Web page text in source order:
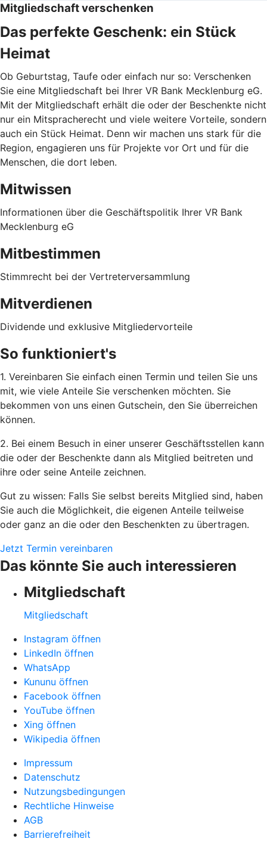
Mitgliedschaft verschenken
Das perfekte Geschenk: ein Stück
Heimat
Ob Geburtstag, Taufe oder einfach nur so: Verschenken
Sie eine Mitgliedschaft bei Ihrer VR Bank Mecklenburg eG.
Mit der Mitgliedschaft erhält die oder der Beschenkte nicht
nur ein Mitspracherecht und viele weitere Vorteile, sondern
auch ein Stück Heimat. Denn wir machen uns stark für die
Region, engagieren uns für Projekte vor Ort und für die
Menschen, die dort leben.
Mitwissen
Informationen über die Geschäftspolitik Ihrer VR Bank
Mecklenburg eG
Mitbestimmen
Stimmrecht bei der Vertreterversammlung
Mitverdienen
Dividende und exklusive Mitgliedervorteile
So funktioniert's
1. Vereinbaren Sie einfach einen Termin und teilen Sie uns
mit, wie viele Anteile Sie verschenken möchten. Sie
bekommen von uns einen Gutschein, den Sie überreichen
können.
2. Bei einem Besuch in einer unserer Geschäftsstellen kann
die oder der Beschenkte dann als Mitglied beitreten und
ihre oder seine Anteile zeichnen.
Gut zu wissen: Falls Sie selbst bereits Mitglied sind, haben
Sie auch die Möglichkeit, die eigenen Anteile teilweise
oder ganz an die oder den Beschenkten zu übertragen.
Jetzt Termin vereinbaren
Das könnte Sie auch interessieren
Mitgliedschaft
Mitgliedschaft
Instagram öffnen
LinkedIn öffnen
WhatsApp
Kununu öffnen
Facebook öffnen
YouTube öffnen
Xing öffnen
Wikipedia öffnen
Impressum
Datenschutz
Nutzungsbedingungen
Rechtliche Hinweise
AGB
Barrierefreiheit